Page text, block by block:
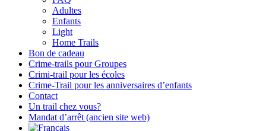
Adultes
Enfants
Light
Home Trails
Bon de cadeau
Crime-trails pour Groupes
Crimi-trail pour les écoles
Crime-Trail pour les anniversaires d’enfants
Contact
Un trail chez vous?
Mandat d’arrêt (ancien site web)